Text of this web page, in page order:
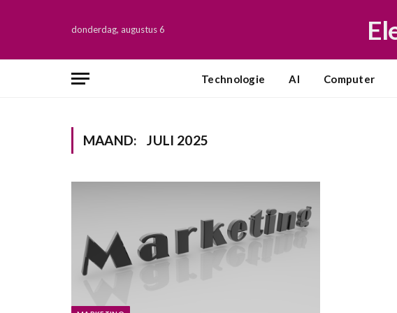
donderdag, augustus 6
Technologie AI Computer
MAAND: JULI 2025